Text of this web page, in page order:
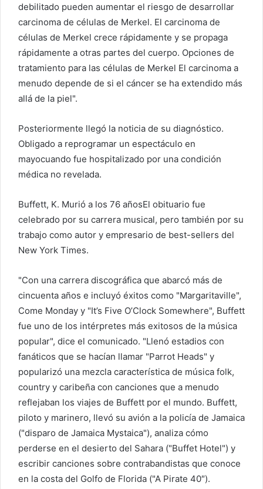
debilitado pueden aumentar el riesgo de desarrollar
carcinoma de células de Merkel. El carcinoma de
células de Merkel crece rápidamente y se propaga
rápidamente a otras partes del cuerpo. Opciones de
tratamiento para las células de Merkel El carcinoma a
menudo depende de si el cáncer se ha extendido más
allá de la piel".
Posteriormente llegó la noticia de su diagnóstico.
Obligado a reprogramar un espectáculo en
mayocuando fue hospitalizado por una condición
médica no revelada.
Buffett, K. Murió a los 76 añosEl obituario fue
celebrado por su carrera musical, pero también por su
trabajo como autor y empresario de best-sellers del
New York Times.
"Con una carrera discográfica que abarcó más de
cincuenta años e incluyó éxitos como "Margaritaville",
Come Monday y "It’s Five O’Clock Somewhere", Buffett
fue uno de los intérpretes más exitosos de la música
popular", dice el comunicado. "Llenó estadios con
fanáticos que se hacían llamar "Parrot Heads" y
popularizó una mezcla característica de música folk,
country y caribeña con canciones que a menudo
reflejaban los viajes de Buffett por el mundo. Buffett,
piloto y marinero, llevó su avión a la policía de Jamaica
("disparo de Jamaica Mystaica"), analiza cómo
perderse en el desierto del Sahara ("Buffet Hotel") y
escribir canciones sobre contrabandistas que conoce
en la costa del Golfo de Florida ("A Pirate 40″).